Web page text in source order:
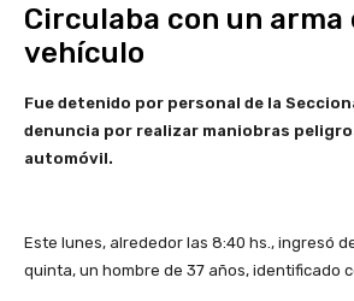
Circulaba con un arma
vehículo
Fue detenido por personal de la
denuncia por realizar maniobras
automóvil.
Este lunes, alrededor las 8:40 hs., ingresó
quinta, un hombre de 37 años, identificado